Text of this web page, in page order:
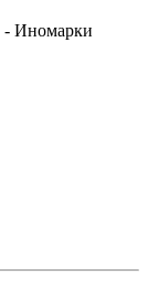
- Иномарки